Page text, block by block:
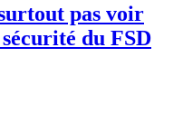
pas voir
du FSD